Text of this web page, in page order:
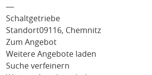
―
Schaltgetriebe
Standort09116, Chemnitz
Zum Angebot
Weitere Angebote laden
Suche verfeinern